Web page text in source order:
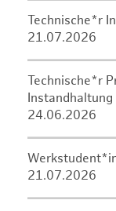
Technische*r
21.07.2026
Technische*r
Instandhaltung
24.06.2026
21.07.2026